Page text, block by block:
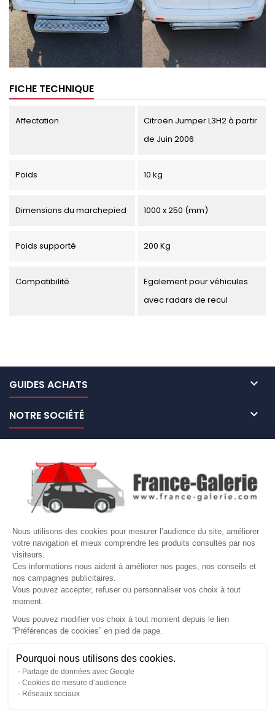
Nous utilisons des cookies pour mesurer l’audience du site, améliorer
votre navigation et mieux comprendre les produits consultés par nos
visiteurs.
Ces informations nous aident à améliorer nos pages, nos conseils et
nos campagnes publicitaires.
Vous pouvez accepter, refuser ou personnaliser vos choix à tout
moment.
Vous pouvez modifier vos choix à tout moment depuis le lien
“Préférences de cookies” en pied de page.
Pourquoi nous utilisons des cookies.
Partage de données avec Google
Cookies de mesure d’audience
Réseaux sociaux
Gérer mes cookies
FICHE TECHNIQUE
Affectation
Citroën Jumper L3H2 à partir
de Juin 2006
Poids 10 kg
Dimensions du marchepied 1000 x 250 (mm)
Poids supporté 200 Kg
Compatibilité
Egalement pour véhicules
avec radars de recul
GUIDES ACHATS 
NOTRE SOCIÉTÉ 
VOTRE COMPTE 
Site protégé par reCAPTCHA.
LETTRE D'INFORMATIONS
© Copyright 2026 France Galerie. Tous droits reservés.